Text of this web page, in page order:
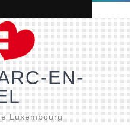
EN-
Luxembourg